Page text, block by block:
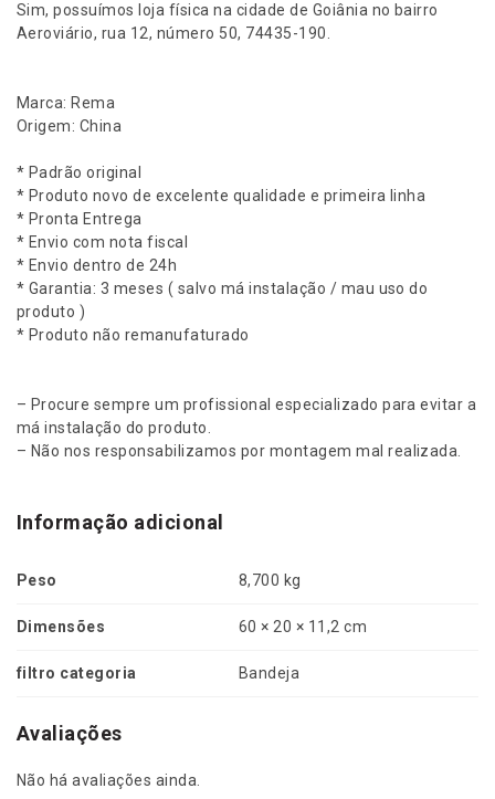
P
i
u
l
1
K
D
2
K
D
/
S
/
2
0
A
2
1
-
8
6
Sim, possuímos loja física na cidade de Goiânia no bairro
Aeroviário, rua 12, número 50, 74435-190.
Marca: Rema
Origem: China
* Padrão original
* Produto novo de excelente qualidade e primeira linha
* Pronta Entrega
* Envio com nota fiscal
* Envio dentro de 24h
* Garantia: 3 meses ( salvo má instalação / mau uso do
produto )
* Produto não remanufaturado
– Procure sempre um profissional especializado para evitar a
má instalação do produto.
– Não nos responsabilizamos por montagem mal realizada.
Informação adicional
Peso 8,700 kg
Dimensões 60 × 20 × 11,2 cm
filtro categoria Bandeja
Avaliações
Não há avaliações ainda.